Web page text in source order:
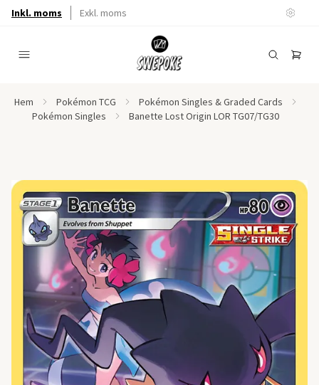
Inkl. moms Exkl. moms
Hem Pokémon TCG
Pokémon Singles & Graded Cards
Pokémon Singles
Banette Lost Origin LOR TG07/TG30